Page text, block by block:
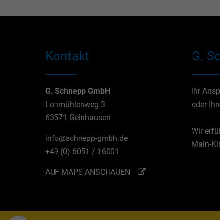
Kontakt
G. Schnepp GmbH
Lohmühlenweg 3
63571 Gelnhausen
info@schnepp-gmbh.de
+49 (0) 6051 / 16001
AUF MAPS ANSCHAUEN
G.
Ihr
oder
Wir
Main-